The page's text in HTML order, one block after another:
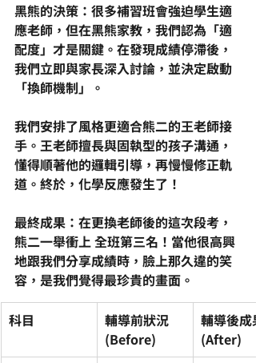
黑熊的決策：很多補習班會強迫學生適
應老師，但在黑熊家教，我們認為「適
配度」才是關鍵。在發現成績停滯後，
我們立即與家長深入討論，並決定啟動
「換師機制」。
我們安排了風格更適合熊二的王老師接
手。王老師擅長與固執型的孩子溝通，
懂得順著他的邏輯引導，再慢慢修正軌
道。終於，化學反應發生了！
最終成果：在更換老師後的這次段考，
熊二一舉衝上 全班第三名！當他很高興
地跟我們分享成績時，臉上那久違的笑
容，是我們覺得最珍貴的畫面。
科目
輔導前狀況
(Before)
輔導後成
(After)